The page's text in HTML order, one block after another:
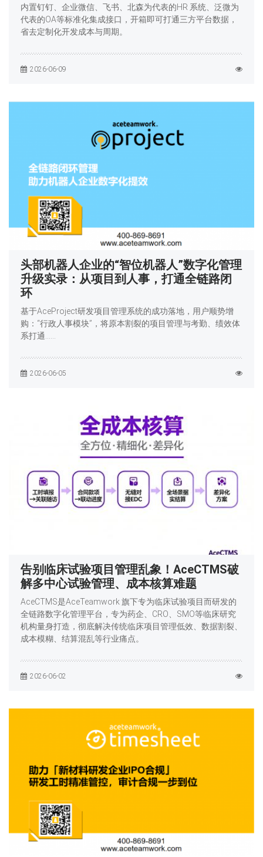
内置钉钉、企业微信、飞书、北森为代表的HR 系统、泛微为
代表的OA等标准化集成接口，开箱即可打通三方平台数据，
省去定制化开发成本与周期。
2026-06-09
头部机器人企业的“智位机器人”数字化管理
升级实录：从项目到人事，打通全链路闭
环
基于AceProject研发项目管理系统的成功落地，用户顺势增
购：“行政人事模块”，将原本割裂的项目管理与考勤、绩效体
系打通……
2026-06-05
告别临床试验项目管理乱象！AceCTMS破
解多中心试验管理、成本核算难题
AceCTMS是AceTeamwork 旗下专为临床试验项目而研发的
全链路数字化管理平台，专为药企、CRO、SMO等临床研究
机构量身打造，彻底解决传统临床项目管理低效、数据割裂、
成本模糊、结算混乱等行业痛点。
2026-06-02